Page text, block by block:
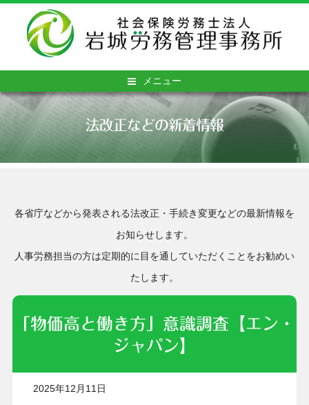
メニュー
法改正などの新着情報
各省庁などから発表される法改正・手続き変更などの最新情報を
お知らせします。
人事労務担当の方は定期的に目を通していただくことをお勧めい
たします。
「物価高と働き方」意識調査【エン・
ジャパン】
2025年12月11日